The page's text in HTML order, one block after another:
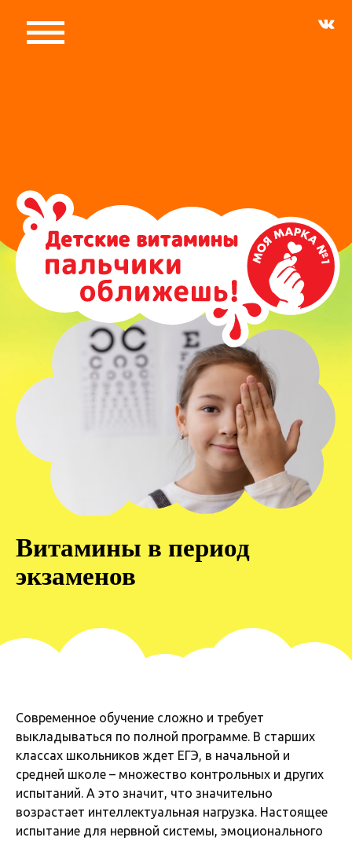
Витамины в период
экзаменов
Современное обучение сложно и требует
выкладываться по полной программе. В старших
классах школьников ждет ЕГЭ, в начальной и
средней школе – множество контрольных и других
испытаний. А это значит, что значительно
возрастает интеллектуальная нагрузка. Настоящее
испытание для нервной системы, эмоционального